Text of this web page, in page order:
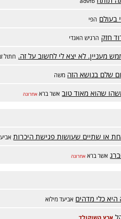
בעולם הפי
חזק הרגיש האגדי
מעניין. לא יצא לי לחשוב על זה. חתול
שלם בנושא הזה משה
שהוא מאוד טוב אשר ברא אחרונה
או שתיים שעושות פגישת היכרות
אשר ברא אחרונה
היא כלי מדהים אביעד מילוא